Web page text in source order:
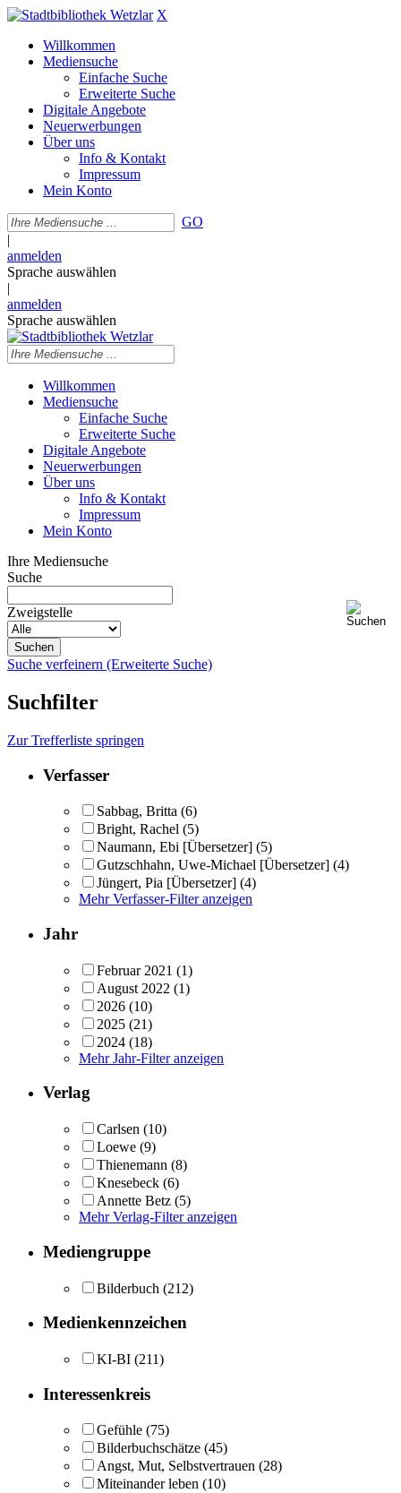
X
Willkommen
Mediensuche
Einfache Suche
Erweiterte Suche
Digitale Angebote
Neuerwerbungen
Über uns
Info & Kontakt
Impressum
Mein Konto
GO
|
anmelden
Sprache auswählen
|
anmelden
Sprache auswählen
Willkommen
Mediensuche
Einfache Suche
Erweiterte Suche
Digitale Angebote
Neuerwerbungen
Über uns
Info & Kontakt
Impressum
Mein Konto
Ihre Mediensuche
Suche
Zweigstelle
Suche verfeinern (Erweiterte Suche)
Suchfilter
Zur Trefferliste springen
Verfasser
Sabbag, Britta (6)
Bright, Rachel (5)
Naumann, Ebi [Übersetzer] (5)
Gutzschhahn, Uwe-Michael [Übersetzer] (4)
Jüngert, Pia [Übersetzer] (4)
Mehr Verfasser-Filter anzeigen
Jahr
Februar 2021 (1)
August 2022 (1)
2026 (10)
2025 (21)
2024 (18)
Mehr Jahr-Filter anzeigen
Verlag
Carlsen (10)
Loewe (9)
Thienemann (8)
Knesebeck (6)
Annette Betz (5)
Mehr Verlag-Filter anzeigen
Mediengruppe
Bilderbuch (212)
Medienkennzeichen
KI-BI (211)
Interessenkreis
Gefühle (75)
Bilderbuchschätze (45)
Angst, Mut, Selbstvertrauen (28)
Miteinander leben (10)